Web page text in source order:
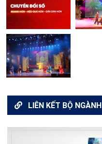
LIÊN KẾT BỘ NGÀNH